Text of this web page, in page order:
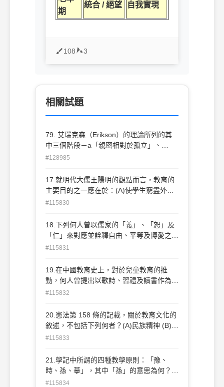
期
統合 / 絕望 自我實現
108 3
相關試題
79. 艾瑞克森（Erikson）的理論所列的其
中三個階段－a「親密相對於孤立」、
b「勤奮相對於自卑」、c「自我認定相對
(A)bca (B)abc (C)cba (D)bac
#128985
17.就明代大儒王陽明的觀點而言，教育的
主要目的之一應在於：(A)使學生窮盡外在
事物的道理與知識(B)致良知(C)培養從政能
#115830
18.下列何人曾以儒家的「義」、「恕」及
「仁」來對應並詮釋自由、平等及博愛之精
神？(A)胡適(B)田培林(C)蔡元培(D)蔣夢麟
#115831
19.在中國教育史上，對於兒童教育的推
動，何人曾提出以歌詩、習禮及讀書作為教
學項目，頗富教育創見？(A)程頤(B)朱熹
#115832
20.憲法第 158 條的記載，關於教育文化的
敘述，不包括下列何者？(A)民族精神 (B)健
全體格 (C)國民道德 (D)民主精神
#115833
21.學記中所謂的四種教學原則：「豫、
時、孫、摹」，其中「孫」的意思為何？
(A)把握機會教導學生(B)相互學習擷長補短
#115834